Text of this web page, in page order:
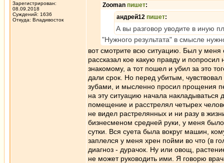
Зарегистрирован:
08.09.2018
Суждений: 1636
Откуда: Владивосток
Zooman пишет:
андрей12 пишет:
А вы разговор уводите в иную
"Нужного результата" в смысле
вот смотрите всю ситуацию. Был у меня
рассказал кое какую правду и
знакомому, а тот пошел и убил за это
дали срок. Но перед убитым,
зубами, и мысленно просил прощения
на эту ситуацию начала накладываться
помещение и расстрелял четырех
не видел растрелянных и ни разу в
бизнесменом средней руки, у меня
сутки. Вся суета была вокруг машин,
заплелся у меня хрен пойми во что (в
диагноз - дурачок. Ну или овощ,
не может руководить ими. Я говорю